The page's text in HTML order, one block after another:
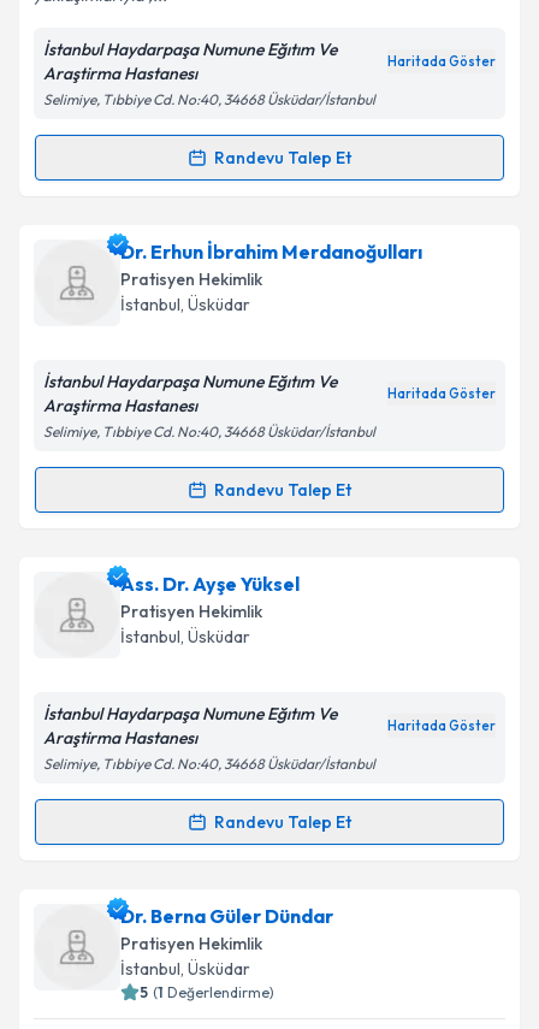
Kişisel verilerimin işlenmesine ilişkin
Aydınlatma
Metni'ni okudum ve kişisel verilerimin belirtilen
kapsamda işlenmesini kabul ediyorum.
Takvim Talebini Gönder
İstanbul Haydarpaşa Numune Eğıtım Ve
Araştirma Hastanesı
Haritada Göster
Selimiye, Tıbbiye Cd. No:40, 34668 Üsküdar/İstanbul
Randevu Talep Et
Randevu Takvimi Talebi
Dr. Erdinç Uluiçin randevu takvimi talebi oluşturun.
Size bu uzmandan randevu almanız için bir takvim
hazırlandığında e-posta ile bilgilendireceğiz.
Kişisel verilerimin işlenmesine ilişkinAydınlatma
'ni okudum ve kişisel verilerimin belirtilen
kapsamda işlenmesini kabul ediyorum.
Takvim Talebini Gönder
Dr. Erhun İbrahim Merdanoğulları
Pratisyen Hekimlik
İstanbul, Üsküdar
İstanbul Haydarpaşa Numune Eğıtım Ve
Araştirma Hastanesı
Haritada Göster
Selimiye, Tıbbiye Cd. No:40, 34668 Üsküdar/İstanbul
Randevu Talep Et
Randevu Takvimi Talebi
Dr. Erhun İbrahim Merdanoğulları
takvimi talebi oluşturun. Size bu uzmandan randevu
almanız için bir takvim hazırlandığında e-posta ile
Kişisel verilerimin işlenmesine ilişkin
Metni'ni okudum ve kişisel verilerimin belirtilen
Takvim Talebini Gönder
Ass. Dr. Ayşe Yüksel
Pratisyen Hekimlik
İstanbul, Üsküdar
İstanbul Haydarpaşa Numune Eğıtım Ve
Araştirma Hastanesı
Haritada Göster
Selimiye, Tıbbiye Cd. No:40, 34668 Üsküdar/İstanbul
Randevu Talep Et
Randevu Takvimi Talebi
Ass. Dr. Ayşe Yükseliçin randevu takvimi talebi
oluşturun. Size bu uzmandan randevu almanız için bir
takvim hazırlandığında e-posta ile bilgilendireceğiz.
Dr. Berna Güler Dündar
Pratisyen Hekimlik
İstanbul, Üsküdar
5 (1 Değerlendirme)